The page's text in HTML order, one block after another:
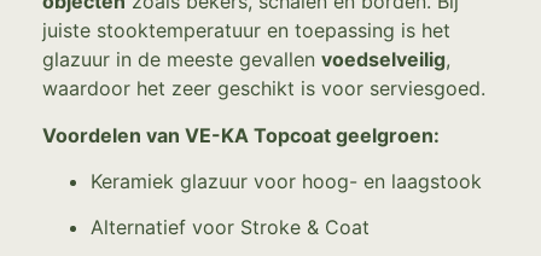
juiste stooktemperatuur en toepassing is het
glazuur in de meeste gevallen voedselveilig,
waardoor het zeer geschikt is voor serviesgoed.
Voordelen van VE-KA Topcoat geelgroen:
Keramiek glazuur voor hoog- en laagstook
Alternatief voor Stroke & Coat